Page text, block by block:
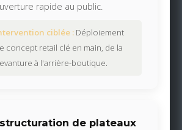
rapide au public.
ciblée : Déploiement
concept retail clé en main, de la
à l'arrière-boutique.
de plateaux